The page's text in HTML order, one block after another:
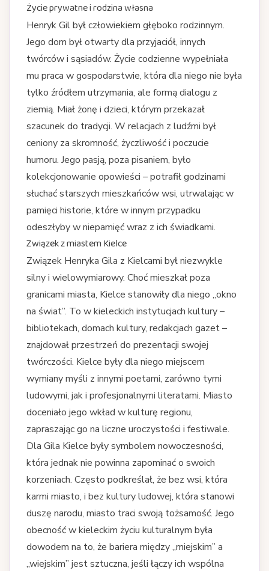
Życie prywatne i rodzina własna
Henryk Gil był człowiekiem głęboko rodzinnym.
Jego dom był otwarty dla przyjaciół, innych
twórców i sąsiadów. Życie codzienne wypełniała
mu praca w gospodarstwie, która dla niego nie była
tylko źródłem utrzymania, ale formą dialogu z
ziemią. Miał żonę i dzieci, którym przekazał
szacunek do tradycji. W relacjach z ludźmi był
ceniony za skromność, życzliwość i poczucie
humoru. Jego pasją, poza pisaniem, było
kolekcjonowanie opowieści – potrafił godzinami
słuchać starszych mieszkańców wsi, utrwalając w
pamięci historie, które w innym przypadku
odeszłyby w niepamięć wraz z ich świadkami.
Związek z miastem Kielce
Związek Henryka Gila z Kielcami był niezwykle
silny i wielowymiarowy. Choć mieszkał poza
granicami miasta, Kielce stanowiły dla niego „okno
na świat”. To w kieleckich instytucjach kultury –
bibliotekach, domach kultury, redakcjach gazet –
znajdował przestrzeń do prezentacji swojej
twórczości. Kielce były dla niego miejscem
wymiany myśli z innymi poetami, zarówno tymi
ludowymi, jak i profesjonalnymi literatami. Miasto
doceniało jego wkład w kulturę regionu,
zapraszając go na liczne uroczystości i festiwale.
Dla Gila Kielce były symbolem nowoczesności,
która jednak nie powinna zapominać o swoich
korzeniach. Często podkreślał, że bez wsi, która
karmi miasto, i bez kultury ludowej, która stanowi
duszę narodu, miasto traci swoją tożsamość. Jego
obecność w kieleckim życiu kulturalnym była
dowodem na to, że bariera między „miejskim” a
„wiejskim” jest sztuczna, jeśli łączy ich wspólna